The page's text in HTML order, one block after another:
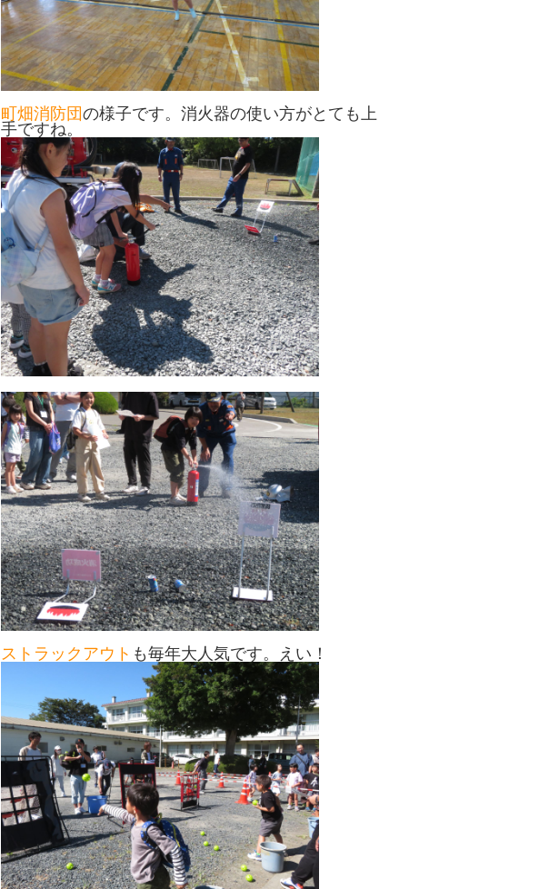
町畑消防団の様子です。消火器の使い方がとても上
手ですね。
ストラックアウト も毎年大人気です。えい！